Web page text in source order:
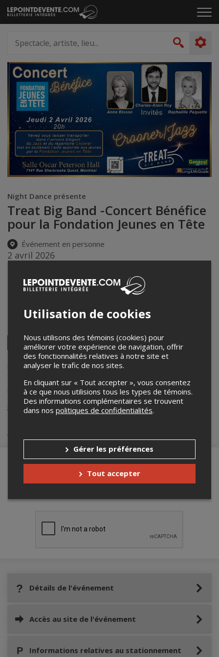
Passer
au
le
artiste,
lieu...
Night Dance présente
Treat Big Band -Concert Bénéfice
pour la Fondation Jeunes en Tête
Événement en personne
2 avril 2026
Salle de concert Oscar Peterson (Un. Concordia, Campus
Loyola)
Facebook
Twitter
Linkedin PinterestEnvoyer
par
courriel
Lepointdevente.com agit à titre de mandataire pour
événements.
Pour plus d’information à propos de cet événement, veuillez
contacter l’organisateur de l’événement,Night Dance, à
jltrpt@videotron.ca.
Achat de billets
Merci de confirmer que vous n'êtes pas un
Détails de l'événement
Accès au site de l'événement
Informations relatives au stationnement
Utilisation de cookies
Nous utilisons des témoins (cookies) pour
améliorer votre expérience de navigation, offrir
des fonctionnalités relatives à notre site et
analyser le trafic de nos sites.
En cliquant sur « Tout accepter », vous consentez
à ce que nous utilisions tous les types de témoins.
Des informations complémentaires se trouvent
dans nos politiques de confidentialités.
Gérer les préférences
Tout accepter